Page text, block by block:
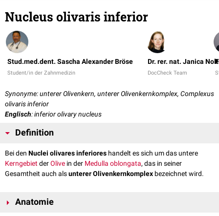
Nucleus olivaris inferior
Stud.med.dent. Sascha Alexander Bröse
Student/in der Zahnmedizin
Dr. rer. nat. Janica
DocCheck Team
Synonyme: unterer Olivenkern, unterer Olivenkernkomplex, Complexus
olivaris inferior
Englisch: inferior olivary nucleus
Definition
Bei den Nuclei olivares inferiores handelt es sich um das untere
KerngebietderOlive in der Medulla oblongata, das in seiner
Gesamtheit auch alsunterer Olivenkernkomplex bezeichnet wird.
Anatomie